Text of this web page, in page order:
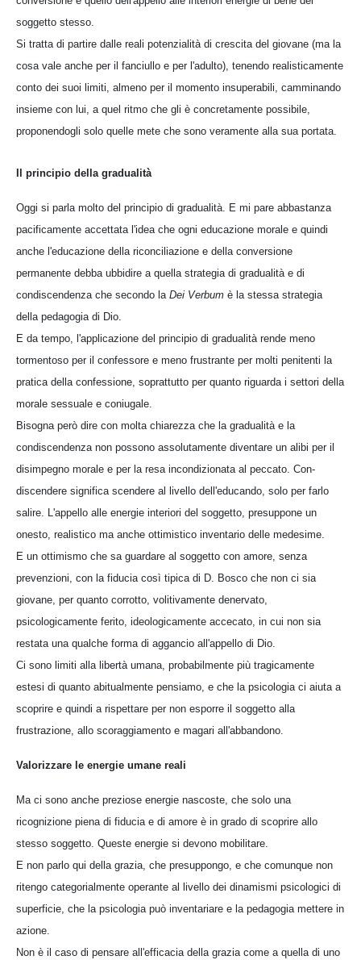
soggetto stesso.
Si tratta di partire dalle reali potenzialità di crescita del giovane (ma la
cosa vale anche per il fanciullo e per l'adulto), tenendo realisticamente
conto dei suoi limiti, almeno per il momento insuperabili, camminando
insieme con lui, a quel ritmo che gli è concretamente possibile,
proponendogli solo quelle mete che sono veramente alla sua portata.
Il principio della gradualità
Oggi si parla molto del principio di gradualità. E mi pare abbastanza
pacificamente accettata l'idea che ogni educazione morale e quindi
anche l'educazione della riconciliazione e della conversione
permanente debba ubbidire a quella strategia di gradualità e di
condiscendenza che secondo la Dei Verbum è la stessa strategia
della pedagogia di Dio.
E da tempo, l'applicazione del principio di gradualità rende meno
tormentoso per il confessore e meno frustrante per molti penitenti la
pratica della confessione, soprattutto per quanto riguarda i settori della
morale sessuale e coniugale.
Bisogna però dire con molta chiarezza che la gradualità e la
condiscendenza non possono assolutamente diventare un alibi per il
disimpegno morale e per la resa incondizionata al peccato. Con-
discendere significa scendere al livello dell'educando, solo per farlo
salire. L'appello alle energie interiori del soggetto, presuppone un
onesto, realistico ma anche ottimistico inventario delle medesime.
E un ottimismo che sa guardare al soggetto con amore, senza
prevenzioni, con la fiducia così tipica di D. Bosco che non ci sia
giovane, per quanto corrotto, volitivamente denervato,
psicologicamente ferito, ideologicamente accecato, in cui non sia
restata una qualche forma di aggancio all'appello di Dio.
Ci sono limiti alla libertà umana, probabilmente più tragicamente
estesi di quanto abitualmente pensiamo, e che la psicologia ci aiuta a
scoprire e quindi a rispettare per non esporre il soggetto alla
frustrazione, allo scoraggiamento e magari all'abbandono.
Valorizzare le energie umane reali
Ma ci sono anche preziose energie nascoste, che solo una
ricognizione piena di fiducia e di amore è in grado di scoprire allo
stesso soggetto. Queste energie si devono mobilitare.
E non parlo qui della grazia, che presuppongo, e che comunque non
ritengo categorialmente operante al livello dei dinamismi psicologici di
superficie, che la psicologia può inventariare e la pedagogia mettere in
azione.
Non è il caso di pensare all'efficacia della grazia come a quella di uno